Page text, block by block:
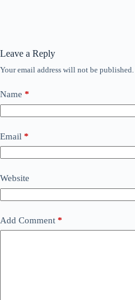
Leave a Reply
Your email address will not be published.
Name *
Email *
Website
Add Comment *